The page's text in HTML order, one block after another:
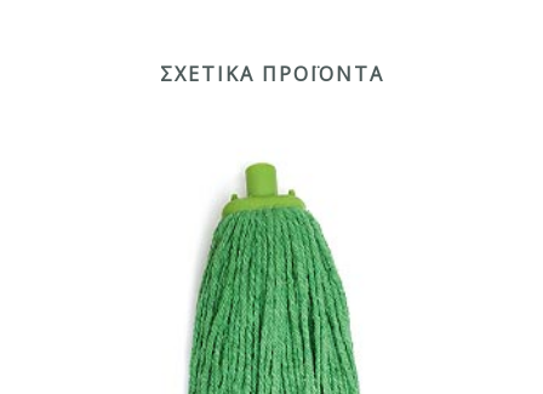
ΣΧΕΤΙΚΆ ΠΡΟΪΌΝΤΑ